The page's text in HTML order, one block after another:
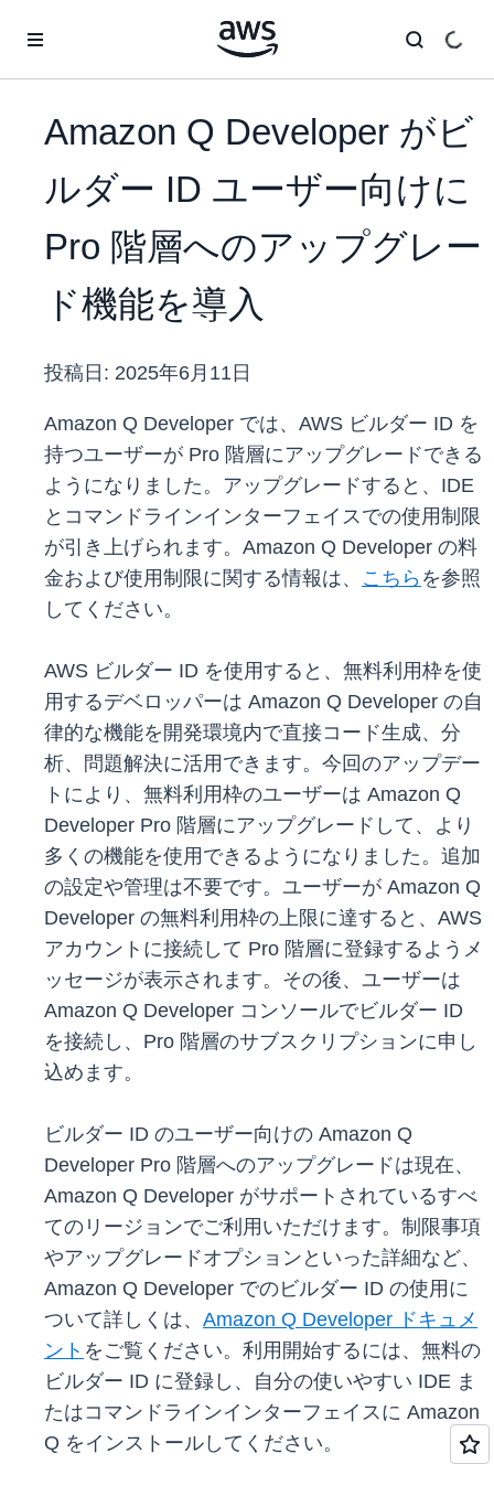
Amazon Q Developer がビ
ルダー ID ユーザー向けに
Pro 階層へのアップグレー
ド機能を導入
投稿日: 2025年6月11日
Amazon Q Developer では、AWS ビルダー ID を
持つユーザーが Pro 階層にアップグレードできる
ようになりました。アップグレードすると、IDE
とコマンドラインインターフェイスでの使用制限
が引き上げられます。Amazon Q Developer の料
金および使用制限に関する情報は、 こちら を参照
してください。
AWS ビルダー ID を使用すると、無料利用枠を使
用するデベロッパーは Amazon Q Developer の自
律的な機能を開発環境内で直接コード生成、分
析、問題解決に活用できます。今回のアップデー
トにより、無料利用枠のユーザーは Amazon Q
Developer Pro 階層にアップグレードして、より
多くの機能を使用できるようになりました。追加
の設定や管理は不要です。ユーザーが Amazon Q
Developer の無料利用枠の上限に達すると、AWS
アカウントに接続して Pro 階層に登録するようメ
ッセージが表示されます。その後、ユーザーは
Amazon Q Developer コンソールでビルダー ID
を接続し、Pro 階層のサブスクリプションに申し
込めます。
ビルダー ID のユーザー向けの Amazon Q
Developer Pro 階層へのアップグレードは現在、
Amazon Q Developer がサポートされているすべ
てのリージョンでご利用いただけます。制限事項
やアップグレードオプションといった詳細など、
Amazon Q Developer でのビルダー ID の使用に
ついて詳しくは、 Amazon Q Developer ドキュメ
ント をご覧ください。利用開始するには、無料の
ビルダー ID に登録し、自分の使いやすい IDE ま
たはコマンドラインインターフェイスに Amazon
Q をインストールしてください。